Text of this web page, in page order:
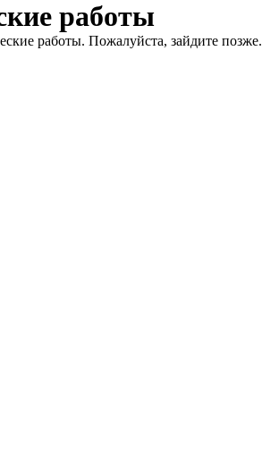
работы
работы. Пожалуйста, зайдите позже.